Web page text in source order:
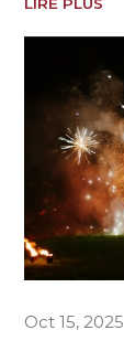
LIRE PLUS
Oct 15, 2025